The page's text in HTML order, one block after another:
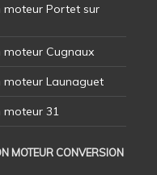
Portet sur
Cugnaux
Launaguet
moteur 31
MOTEUR CONVERSION